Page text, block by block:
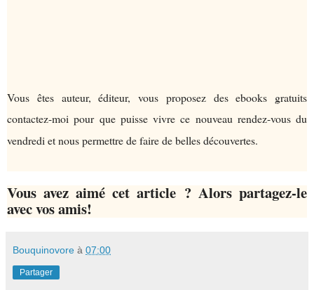
Vous êtes auteur, éditeur, vous proposez des ebooks gratuits
contactez-moi pour que puisse vivre ce nouveau rendez-vous du
vendredi et nous permettre de faire de belles découvertes.
Vous avez aimé cet article ? Alors partagez-le
avec vos amis!
Bouquinovore à 07:00
Partager